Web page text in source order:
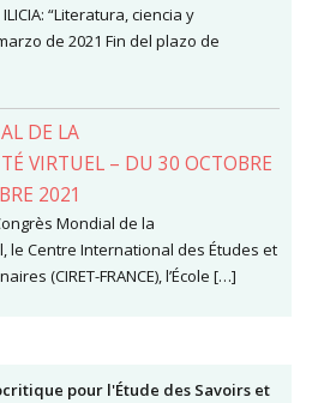
“Literatura, ciencia y
de 2021 Fin del plazo de
DE LA
VIRTUEL – DU 30 OCTOBRE
2021
Mondial de la
le Centre International des Études et
(CIRET-FRANCE), l’École […]
pour l'Étude des Savoirs et